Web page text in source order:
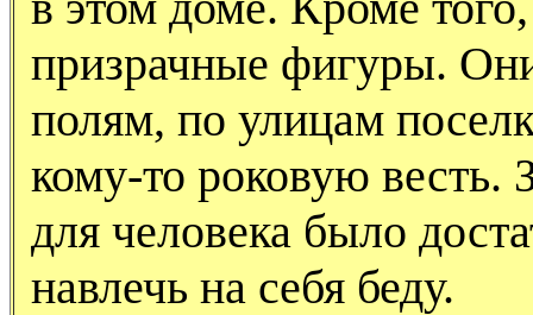
призрачные фигуры.
полям, по улицам
кому-то роковую весть.
для человека было
навлечь на себя беду.